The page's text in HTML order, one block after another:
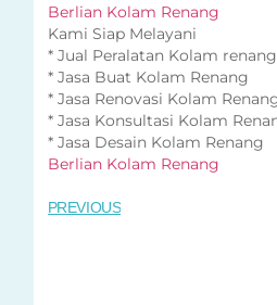
Berlian Kolam Renang
Kami Siap Melayani
* Jual Peralatan Kolam renang
* Jasa Buat Kolam Renang
* Jasa Renovasi Kolam
* Jasa Konsultasi Kolam
* Jasa Desain Kolam Renang
Berlian Kolam Renang
PREVIOUS